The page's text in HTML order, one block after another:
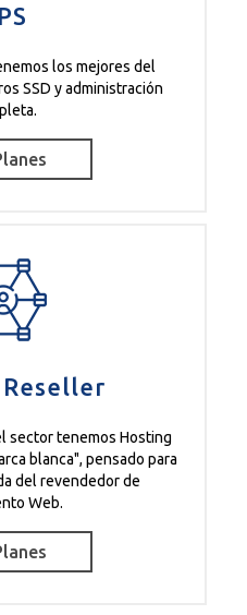
los mejores del
SSD y administración
sector tenemos Hosting
blanca", pensado para
del revendedor de
Web.